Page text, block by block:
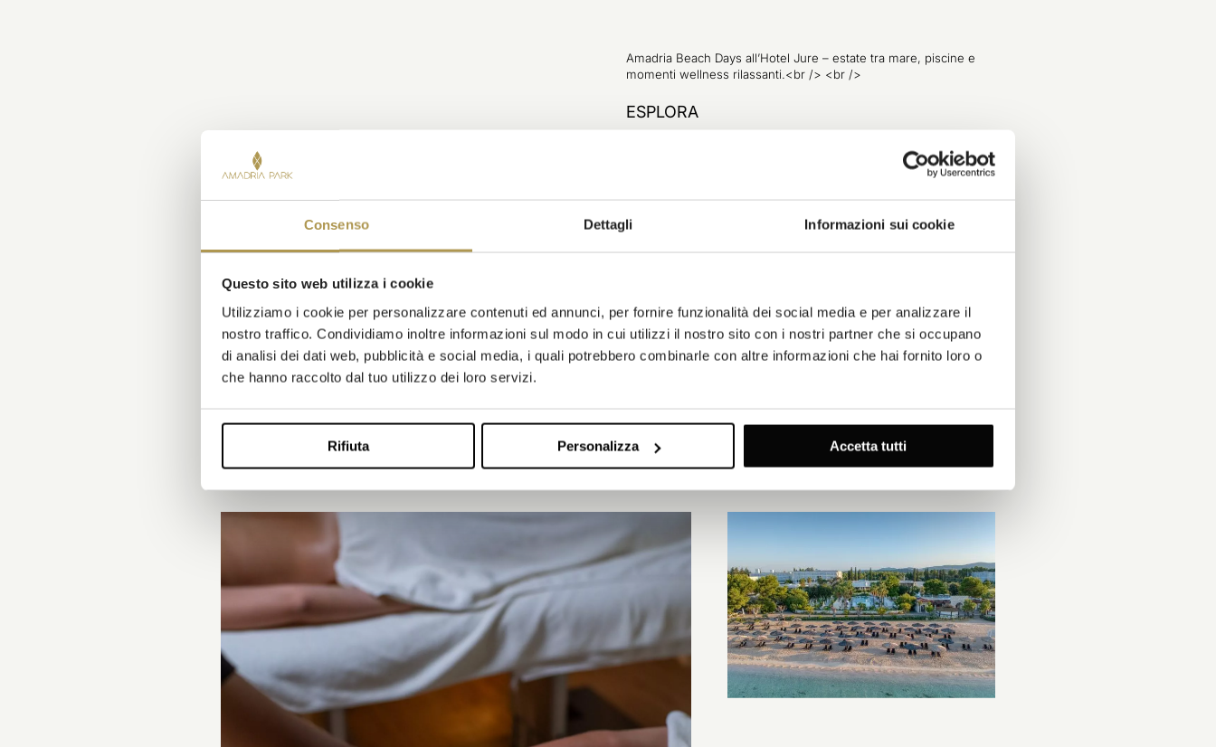
Consenso Dettagli Informazioni sui cookie
Questo sito web utilizza i cookie
Utilizziamo i cookie per personalizzare contenuti ed annunci, per fornire funzionalità dei social media e per analizzare il
nostro traffico. Condividiamo inoltre informazioni sul modo in cui utilizzi il nostro sito con i nostri partner che si occupano
di analisi dei dati web, pubblicità e social media, i quali potrebbero combinarle con altre informazioni che hai fornito loro o
che hanno raccolto dal tuo utilizzo dei loro servizi.
Rifiuta Personalizza Accetta tutti
Amadria Beach Days all’Hotel Jure – estate tra mare, piscine e
momenti wellness rilassanti.<br /> <br />
ESPLORA